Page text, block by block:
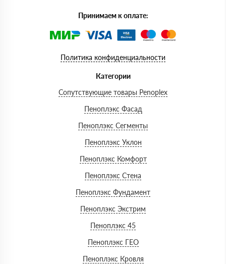
Принимаем к оплате:
Политика конфиденциальности
Категории
Сопутствующие товары Penoplex
Пеноплэкс Фасад
Пеноплэкс Сегменты
Пеноплэкс Уклон
Пеноплэкс Комфорт
Пеноплэкс Стена
Пеноплэкс Фундамент
Пеноплэкс Экстрим
Пеноплэкс 45
Пеноплэкс ГЕО
Пеноплэкс Кровля